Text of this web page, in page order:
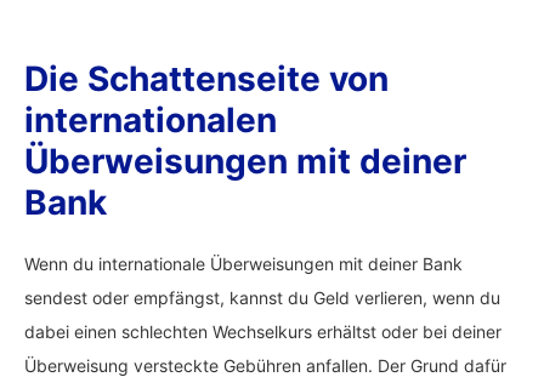
Die Schattenseite von
internationalen
Überweisungen mit deiner
Bank
Wenn du internationale Überweisungen mit deiner Bank
sendest oder empfängst, kannst du Geld verlieren, wenn du
dabei einen schlechten Wechselkurs erhältst oder bei deiner
Überweisung versteckte Gebühren anfallen. Der Grund dafür